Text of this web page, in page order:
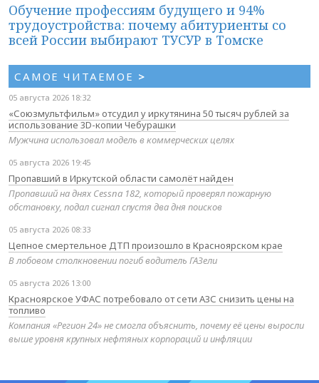
Обучение профессиям будущего и 94%
трудоустройства: почему абитуриенты со
всей России выбирают ТУСУР в Томске
САМОЕ ЧИТАЕМОЕ >
05 августа 2026 18:32
«Союзмультфильм» отсудил у иркутянина 50 тысяч рублей за
использование 3D-копии Чебурашки
Мужчина использовал модель в коммерческих целях
05 августа 2026 19:45
Пропавший в Иркутской области самолёт найден
Пропавший на днях Cessna 182, который проверял пожарную
обстановку, подал сигнал спустя два дня поисков
05 августа 2026 08:33
Цепное смертельное ДТП произошло в Красноярском крае
В лобовом столкновении погиб водитель ГАЗели
05 августа 2026 13:00
Красноярское УФАС потребовало от сети АЗС снизить цены на
топливо
Компания «Регион 24» не смогла объяснить, почему её цены выросли
выше уровня крупных нефтяных корпораций и инфляции